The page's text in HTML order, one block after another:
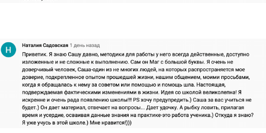
Перейти в канал